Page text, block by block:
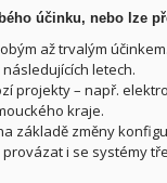
účinku, nebo lze
až trvalým
letech.
projekty – např.
kraje.
základě změny
i se systémy